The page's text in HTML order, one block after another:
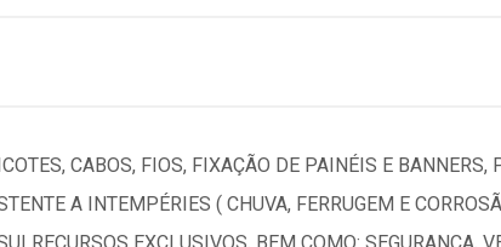
CABOS, FIOS, FIXAÇÃO DE PAINÉIS E BANNERS,
A INTEMPÉRIES ( CHUVA, FERRUGEM E